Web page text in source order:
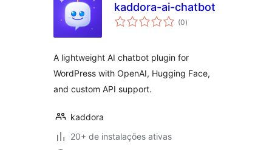
kaddora-ai-chatbot
(0total
de
)
A lightweight AI chatbot plugin for
WordPress with OpenAI, Hugging Face,
and custom API support.
kaddora
20+ de instalações ativas